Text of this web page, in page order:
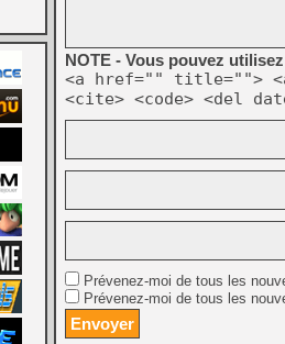
NOTE - Vous pouvez
<a href="" title="">
<cite> <code> <del
Prévenez-moi de tous les
Prévenez-moi de tous les